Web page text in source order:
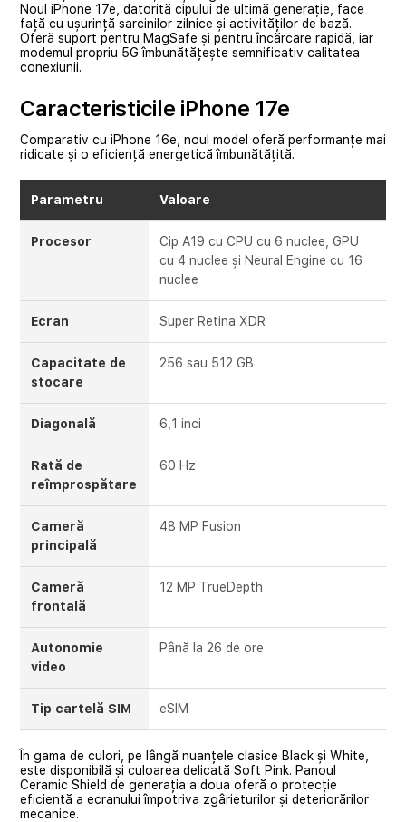
Noul iPhone 17e, datorită cipului de ultimă generație, face
față cu ușurință sarcinilor zilnice și activităților de bază.
Oferă suport pentru MagSafe și pentru încărcare rapidă, iar
modemul propriu 5G îmbunătățește semnificativ calitatea
conexiunii.
Caracteristicile iPhone 17e
Comparativ cu iPhone 16e, noul model oferă performanțe mai
ridicate și o eficiență energetică îmbunătățită.
Parametru Valoare
Procesor
Cip A19 cu CPU cu 6 nuclee, GPU
cu 4 nuclee și Neural Engine cu 16
nuclee
Ecran Super Retina XDR
Capacitate de
stocare
256 sau 512 GB
Diagonală 6,1 inci
Rată de
reîmprospătare
60 Hz
Cameră
principală
48 MP Fusion
Cameră
frontală
12 MP TrueDepth
Autonomie
video
Până la 26 de ore
Tip cartelă SIM eSIM
În gama de culori, pe lângă nuanțele clasice Black și White,
este disponibilă și culoarea delicată Soft Pink. Panoul
Ceramic Shield de generația a doua oferă o protecție
eficientă a ecranului împotriva zgârieturilor și deteriorărilor
mecanice.